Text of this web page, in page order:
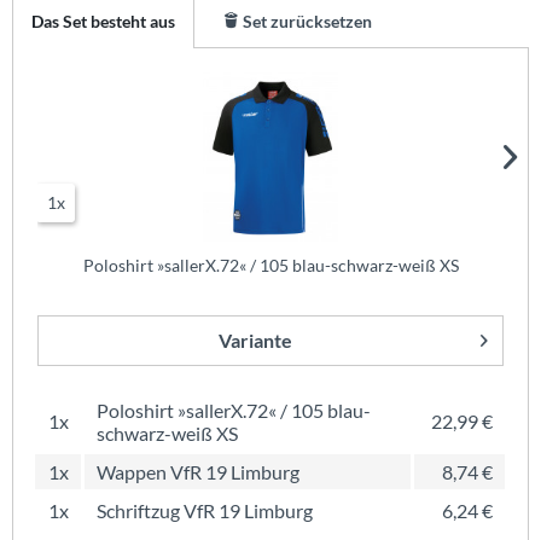
Das Set besteht aus Set zurücksetzen
1x
Poloshirt »sallerX.72« / 105 blau-schwarz-weiß XS
Variante
1x
Poloshirt »sallerX.72« / 105 blau-
schwarz-weiß XS
22,99 €
1x Wappen VfR 19 Limburg
8,74 €
1x
Schriftzug VfR 19 Limburg 6,24 €